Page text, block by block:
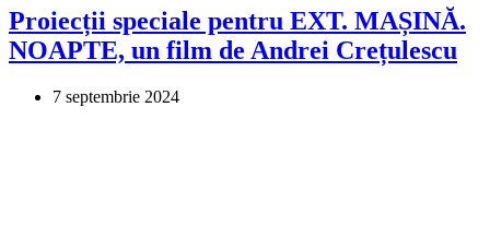
Proiecții speciale pentru EXT. MAȘINĂ.
NOAPTE, un film de Andrei Crețulescu
7 septembrie 2024